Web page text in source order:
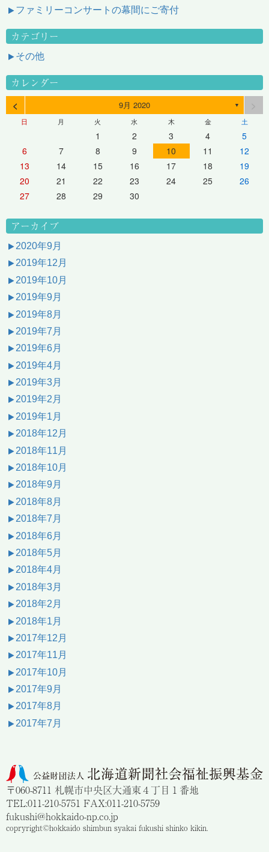
ファミリーコンサートの幕間にご寄付
カテゴリー
その他
カレンダー
< 9月 2020 ▼
日 月 火 水 木 金 土
1 2 3 4
5
6
7 8 9 10 11
12
13
14 15 16 17 18
19
20
21 22 23 24 25
26
27
28 29 30
アーカイブ
2020年9月
2019年12月
2019年10月
2019年9月
2019年8月
2019年7月
2019年6月
2019年4月
2019年3月
2019年2月
2019年1月
2018年12月
2018年11月
2018年10月
2018年9月
2018年8月
2018年7月
2018年6月
2018年5月
2018年4月
2018年3月
2018年2月
2018年1月
2017年12月
2017年11月
2017年10月
2017年9月
2017年8月
2017年7月
〒060-8711 札幌市中央区大通東４丁目１番地
TEL:011-210-5751 FAX:011-210-5759
fukushi@hokkaido-np.co.jp
copryright©hokkaido shimbun syakai fukushi shinko kikin.